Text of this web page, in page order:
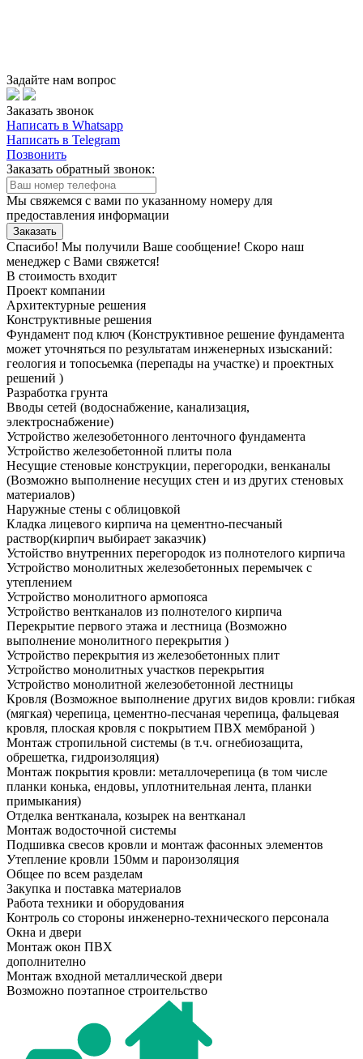
Задайте нам вопрос
Заказать звонок
Написать в Whatsapp
Написать в Telegram
Позвонить
Заказать обратный звонок:
Мы свяжемся с вами по указанному номеру для
предоставления информации
Заказать
Спасибо! Мы получили Ваше сообщение! Скоро наш
менеджер с Вами свяжется!
В стоимость входит
Проект компании
Архитектурные решения
Конструктивные решения
Фундамент под ключ (Конструктивное решение фундамента
может уточняться по результатам инженерных изысканий:
геология и топосьемка (перепады на участке) и проектных
решений )
Разработка грунта
Вводы сетей (водоснабжение, канализация,
электроснабжение)
Устройство железобетонного ленточного фундамента
Устройство железобетонной плиты пола
Несущие стеновые конструкции, перегородки, венканалы
(Возможно выполнение несущих стен и из других стеновых
материалов)
Наружные стены с облицовкой
Кладка лицевого кирпича на цементно-песчаный
раствор(кирпич выбирает заказчик)
Устойство внутренних перегородок из полнотелого кирпича
Устройство монолитных железобетонных перемычек с
утеплением
Устройство монолитного армопояса
Устройство вентканалов из полнотелого кирпича
Перекрытие первого этажа и лестница (Возможно
выполнение монолитного перекрытия )
Устройство перекрытия из железобетонных плит
Устройство монолитных участков перекрытия
Устройство монолитной железобетонной лестницы
Кровля (Возможное выполнение других видов кровли: гибкая
(мягкая) черепица, цементно-песчаная черепица, фальцевая
кровля, плоская кровля с покрытием ПВХ мембраной )
Монтаж стропильной системы (в т.ч. огнебиозащита,
обрешетка, гидроизоляция)
Монтаж покрытия кровли: металлочерепица (в том числе
планки конька, ендовы, уплотнительная лента, планки
примыкания)
Отделка вентканала, козырек на вентканал
Монтаж водосточной системы
Подшивка свесов кровли и монтаж фасонных элементов
Утепление кровли 150мм и пароизоляция
Общее по всем разделам
Закупка и поставка материалов
Работа техники и оборудования
Контроль со стороны инженерно-технического персонала
Окна и двери
Монтаж окон ПВХ
дополнително
Монтаж входной металлической двери
Возможно поэтапное строительство